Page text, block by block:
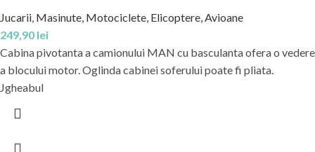
Jucarii Masinute, Motociclete, Elicoptere, Avioane
249,90 lei
Cabina pivotanta a camionului MAN cu basculanta ofera o vedere
a blocului motor. Oglinda cabinei soferului poate fi pliata.
Jgheabul